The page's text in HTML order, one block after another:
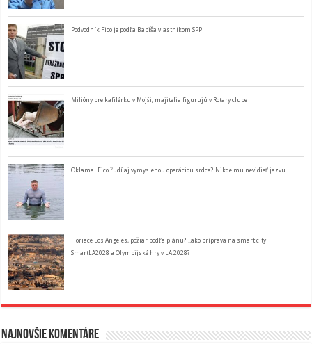
Podvodník Fico je podľa Babiša vlastníkom SPP
Milióny pre kafilérku v Mojši, majitelia figurujú v Rotary clube
Oklamal Fico ľudí aj vymyslenou operáciou srdca? Nikde mu nevidieť jazvu…
Horiace Los Angeles, požiar podľa plánu? ..ako príprava na smart city
SmartLA2028 a Olympijské hry v LA 2028?
Najnovšie komentáre